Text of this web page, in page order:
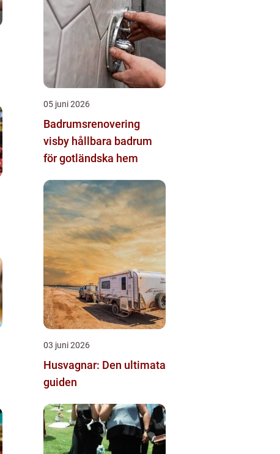
05 juni 2026
Badrumsrenovering
visby hållbara badrum
för gotländska hem
03 juni 2026
Husvagnar: Den ultimata
guiden